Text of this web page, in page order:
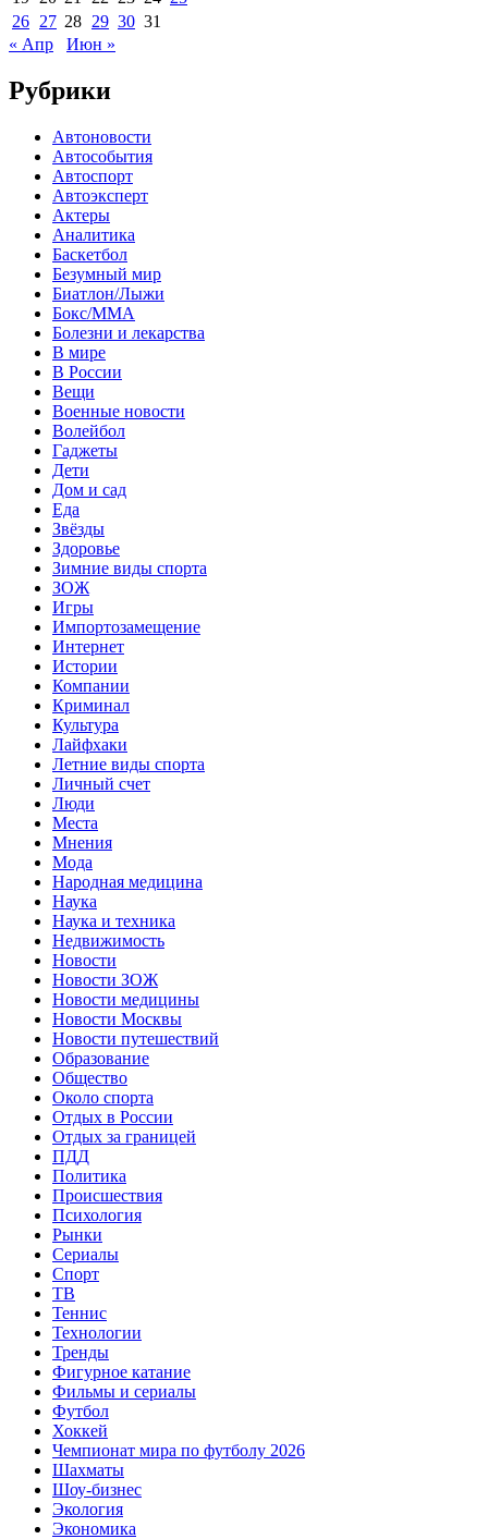
26 27 28 29 30 31
« Апр
Июн »
Рубрики
Автоновости
Автособытия
Автоспорт
Автоэксперт
Актеры
Аналитика
Баскетбол
Безумный мир
Биатлон/Лыжи
Бокс/MMA
Болезни и лекарства
В мире
В России
Вещи
Военные новости
Волейбол
Гаджеты
Дети
Дом и сад
Еда
Звёзды
Здоровье
Зимние виды спорта
ЗОЖ
Игры
Импортозамещение
Интернет
Истории
Компании
Криминал
Культура
Лайфхаки
Летние виды спорта
Личный счет
Люди
Места
Мнения
Мода
Народная медицина
Наука
Наука и техника
Недвижимость
Новости
Новости ЗОЖ
Новости медицины
Новости Москвы
Новости путешествий
Образование
Общество
Около спорта
Отдых в России
Отдых за границей
ПДД
Политика
Происшествия
Психология
Рынки
Сериалы
Спорт
ТВ
Теннис
Технологии
Тренды
Фигурное катание
Фильмы и сериалы
Футбол
Хоккей
Чемпионат мира по футболу 2026
Шахматы
Шоу-бизнес
Экология
Экономика